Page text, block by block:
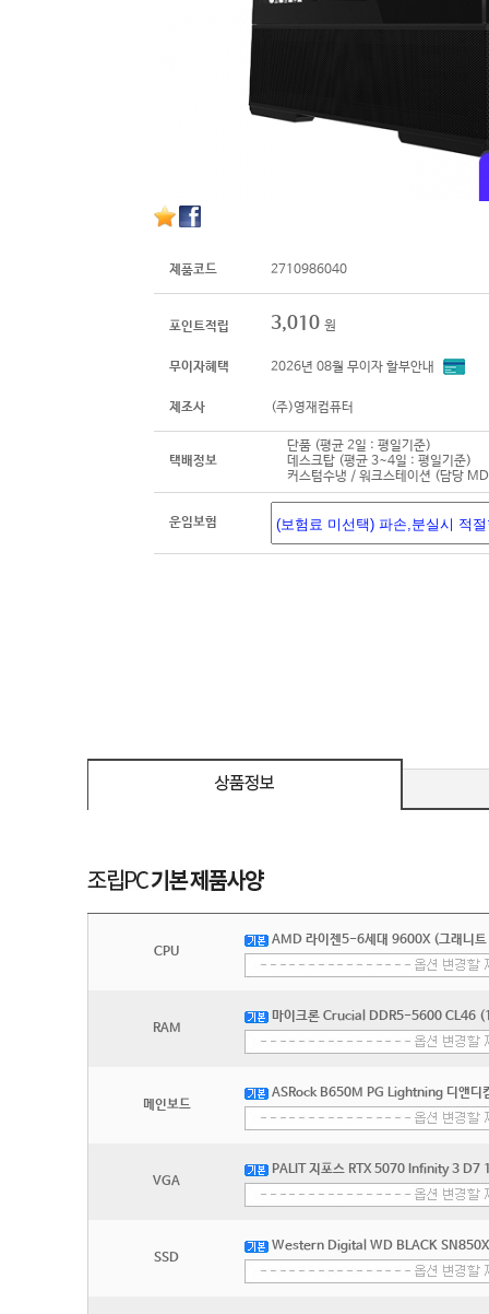
제품코드 2710986040
포인트적립 3,010 원
무이자혜택 2026년 08월 무이자 할부안내
제조사 (주)영재컴퓨터
택배정보
단품 (평균 2일 : 평일기준)
데스크탑 (평균 3~4일 : 평일기준)
커스텀수냉 / 워크스테이션 (담당
운임보험
CPU
AMD 라이젠5-6세대 9600X (그래니트
RAM
마이크론 Crucial DDR5-5600 CL46
메인보드
ASRock B650M PG Lightning 디앤디
VGA
PALIT 지포스 RTX 5070 Infinity 3 D7
SSD
Western Digital WD BLACK